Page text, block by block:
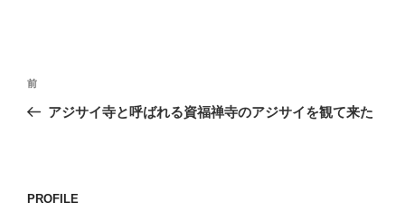
投
ナ
ー
前
の
前
アジサイ寺と呼ばれる資福禅寺のアジサイを観て来た
PROFILE